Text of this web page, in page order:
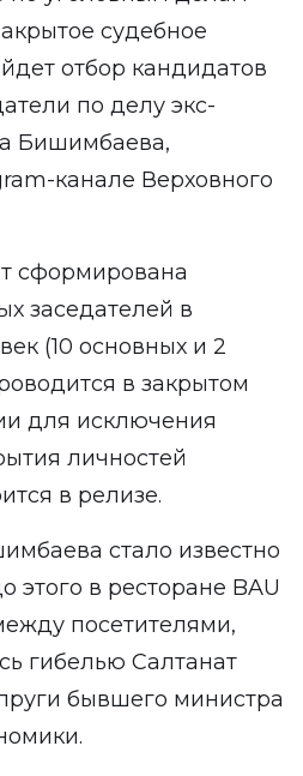
судебное
отбор кандидатов
по делу экс-
Бишимбаева,
канале Верховного
сформирована
заседателей в
(10 основных и 2
в закрытом
для исключения
личностей
в релизе.
стало известно
этого в ресторане BAU
посетителями,
гибелью Салтанат
бывшего министра